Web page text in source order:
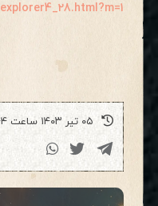
۰۵ تیر ۱۴۰۳ ساعت ۱۹:۴۴